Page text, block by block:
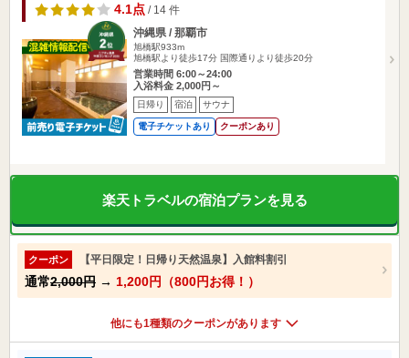
4.1点/ 14 件
沖縄県 / 那覇市
旭橋駅933m
旭橋駅より徒歩17分 国際通りより徒歩20分
営業時間 6:00～24:00
入浴料金 2,000円～
日帰り 宿泊 サウナ
電子チケットあり クーポンあり
楽天トラベルの宿泊プランを見る
クーポン 【平日限定！日帰り天然温泉】入館料割引
通常2,000円 → 1,200円（800円お得！）
他にも1種類のクーポンがあります